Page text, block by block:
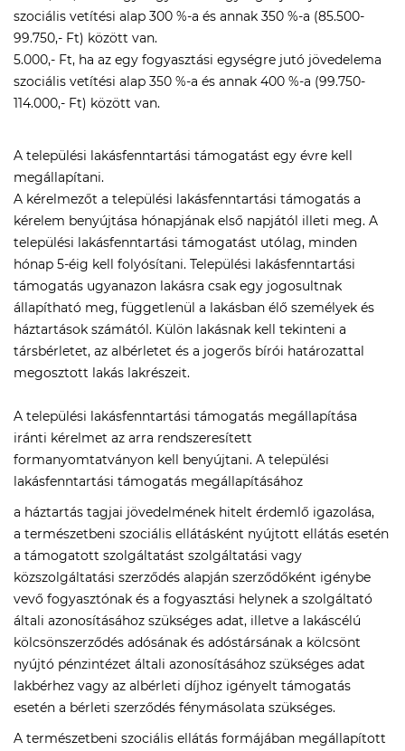
szociális vetítési alap 300 %-a és annak 350 %-a (85.500-
99.750,- Ft) között van.
5.000,- Ft, ha az egy fogyasztási egységre jutó jövedelema
szociális vetítési alap 350 %-a és annak 400 %-a (99.750-
114.000,- Ft) között van.
A települési lakásfenntartási támogatást egy évre kell
megállapítani.
A kérelmezőt a települési lakásfenntartási támogatás a
kérelem benyújtása hónapjának első napjától illeti meg. A
települési lakásfenntartási támogatást utólag, minden
hónap 5-éig kell folyósítani. Települési lakásfenntartási
támogatás ugyanazon lakásra csak egy jogosultnak
állapítható meg, függetlenül a lakásban élő személyek és
háztartások számától. Külön lakásnak kell tekinteni a
társbérletet, az albérletet és a jogerős bírói határozattal
megosztott lakás lakrészeit.
A települési lakásfenntartási támogatás megállapítása
iránti kérelmet az arra rendszeresített
formanyomtatványon kell benyújtani. A települési
lakásfenntartási támogatás megállapításához
a háztartás tagjai jövedelmének hitelt érdemlő igazolása,
a természetbeni szociális ellátásként nyújtott ellátás esetén
a támogatott szolgáltatást szolgáltatási vagy
közszolgáltatási szerződés alapján szerződőként igénybe
vevő fogyasztónak és a fogyasztási helynek a szolgáltató
általi azonosításához szükséges adat, illetve a lakáscélú
kölcsönszerződés adósának és adóstársának a kölcsönt
nyújtó pénzintézet általi azonosításához szükséges adat
lakbérhez vagy az albérleti díjhoz igényelt támogatás
esetén a bérleti szerződés fénymásolata szükséges.
A természetbeni szociális ellátás formájában megállapított